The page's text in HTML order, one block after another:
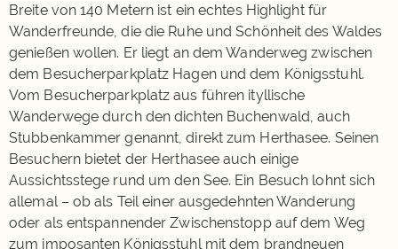
Breite von 140 Metern ist ein echtes Highlight für
Wanderfreunde, die die Ruhe und Schönheit des Waldes
genießen wollen. Er liegt an dem Wanderweg zwischen
dem Besucherparkplatz Hagen und dem Königsstuhl.
Vom Besucherparkplatz aus führen ityllische
Wanderwege durch den dichten Buchenwald, auch
Stubbenkammer genannt, direkt zum Herthasee. Seinen
Besuchern bietet der Herthasee auch einige
Aussichtsstege rund um den See. Ein Besuch lohnt sich
allemal – ob als Teil einer ausgedehnten Wanderung
oder als entspannender Zwischenstopp auf dem Weg
zum imposanten Königsstuhl mit dem brandneuen